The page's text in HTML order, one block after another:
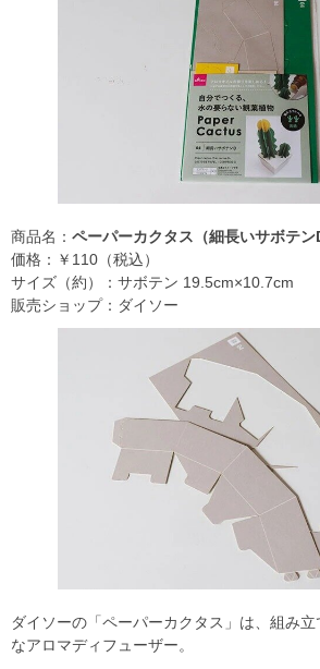
商品名： ペーパーカクタス（細長いサボテン
価格：￥110（税込）
サイズ（約）：サボテン 19.5cm×10.7cm
販売ショップ：ダイソー
ダイソーの「ペーパーカクタス」は、組み
なアロマディフューザー。